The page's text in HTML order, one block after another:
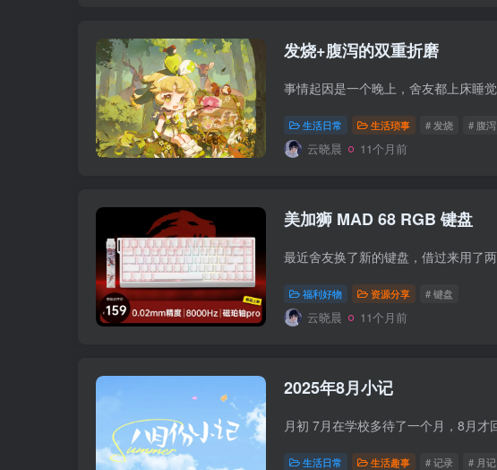
发烧+腹泻的双重折磨
生活日常 生活琐事 # 发烧 # 腹泻
云晓晨 11个月前
美加狮 MAD 68 RGB 键盘
福利好物 资源分享 # 键盘
云晓晨 11个月前
2025年8月小记
生活日常 生活趣事 # 记录 # 月记